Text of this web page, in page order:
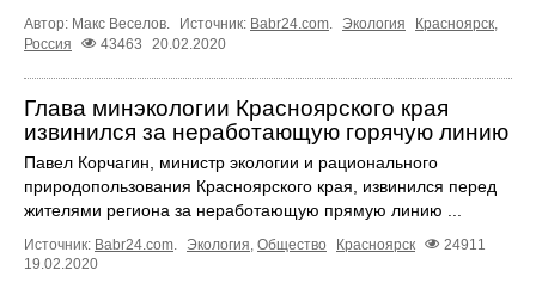
Автор: Макс Веселов. Источник: Babr24.com Экология Красноярск
Россия
43463 20.02.2020
Глава минэкологии Красноярского края
извинился за неработающую горячую линию
Павел Корчагин, министр экологии и рационального
природопользования Красноярского края, извинился перед
жителями региона за неработающую прямую линию ...
Источник: Babr24.com Экология Общество Красноярск
24911
19.02.2020